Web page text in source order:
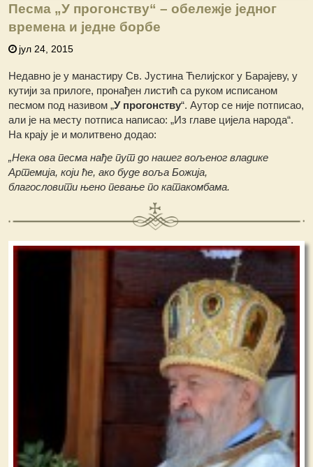
Песма „У прогонству“ – обележје једног
времена и једне борбе
јул 24, 2015
Недавно је у манастиру Св. Јустина Ћелијског у Барајеву, у
кутији за прилоге, пронађен листић са руком исписаном
песмом под називом „У прогонству“. Аутор се није потписао,
али је на месту потписа написао: „Из главе цијела народа“.
На крају је и молитвено додао:
„Нека ова песма нађе пут до нашегвољеног владике
Артемија, који ће,ако буде воља Божија,
благословитињено певање по катакомбама.